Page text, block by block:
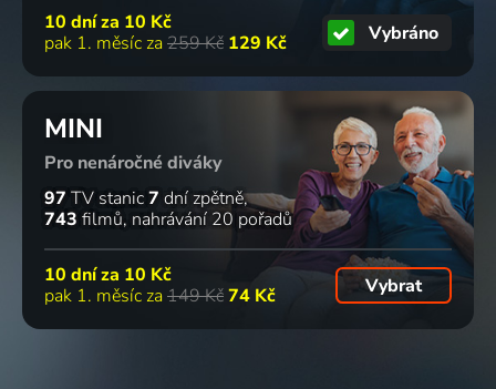
10 dní za 10 Kč
pak 1. měsíc za 259 Kč 129 Kč Vybráno
MINI
Pro nenáročné diváky
97 TV stanic7 dní zpětně
743 filmů nahrávání 20 pořadů
10 dní za 10 Kč
pak 1. měsíc za 149 Kč74 Kč Vybrat